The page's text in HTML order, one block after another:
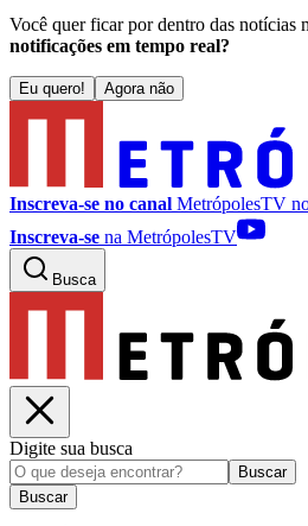
Você quer ficar por dentro das notícias
notificações em tempo real?
Eu quero! Agora não
Inscreva-se no canal MetrópolesTV
Inscreva-se na MetrópolesTV
Busca
Digite sua busca
Buscar
Buscar